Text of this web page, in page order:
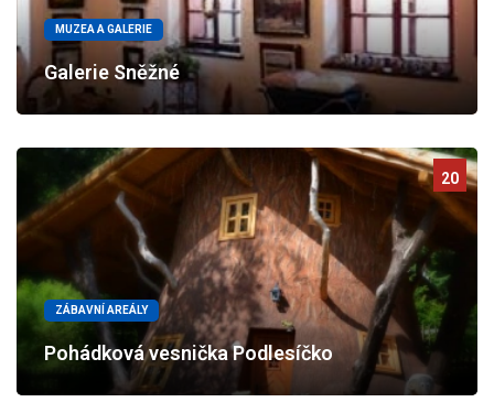
MUZEA A GALERIE
Galerie Sněžné
20
ZÁBAVNÍ AREÁLY
Pohádková vesnička Podlesíčko